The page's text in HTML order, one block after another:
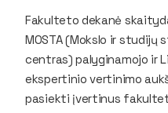
Fakulteto dekanė
MOSTA (Mokslo ir studijų
centras) palyginamojo ir
ekspertinio vertinimo
pasiekti įvertinus